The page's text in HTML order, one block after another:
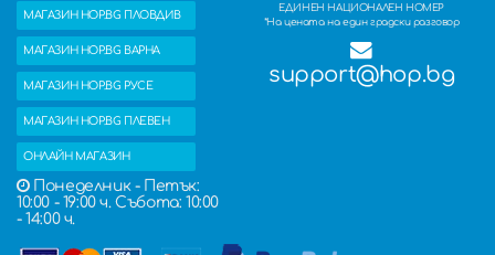
МАГАЗИН HOP.BG ПЛОВДИВ
МАГАЗИН HOP.BG ВАРНА
МАГАЗИН HOP.BG РУСЕ
МАГАЗИН HOP.BG ПЛЕВЕН
ОНЛАЙН МАГАЗИН
Понеделник - Петък:
10:00 - 19:00 ч. Събота: 10:00
- 14:00 ч.
ЕДИНЕН НАЦИОНАЛЕН НОМЕР
*На цената на един градски разговор
support@hop.bg